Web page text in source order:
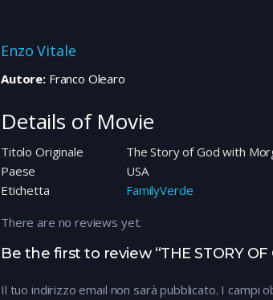
Enzo Vitale
Autore:Franco Olearo
Details of Movie
Titolo Originale
The Story of God with
Paese
USA
Etichetta
FamilyVerde
Be the first to review “THE STORY OF
Il tuo indirizzo email non sarà pubblicato. I campi
There are no reviews yet.